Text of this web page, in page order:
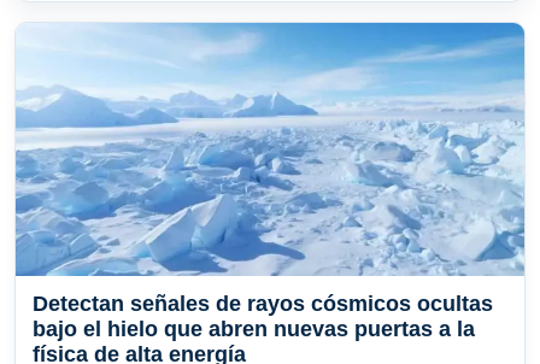
Detectan señales de rayos cósmicos ocultas
bajo el hielo que abren nuevas puertas a la
física de alta energía